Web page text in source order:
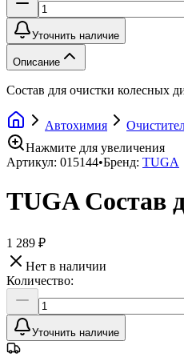
Уточнить наличие
Описание
Состав для очистки колесных
Автохимия
Нажмите для увеличения
Артикул: 015144•Бренд: TUGA
TUGA Состав
1 289 ₽
Нет в наличии
Количество:
Уточнить наличие